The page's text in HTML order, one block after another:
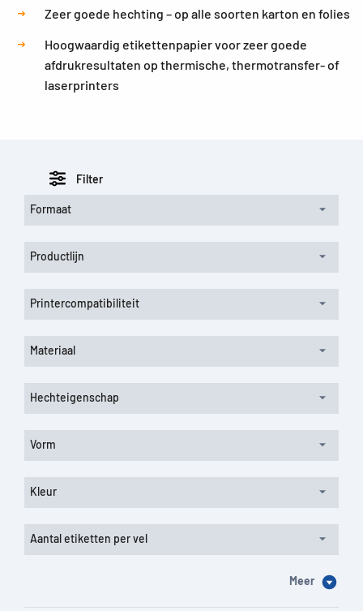
Zeer goede hechting – op alle soorten karton en folies
Hoogwaardig etikettenpapier voor zeer goede
afdrukresultaten op thermische, thermotransfer- of
laserprinters
Filter
Formaat
Productlijn
Printercompatibiliteit
Materiaal
Hechteigenschap
Vorm
Kleur
Aantal etiketten per vel
Meer